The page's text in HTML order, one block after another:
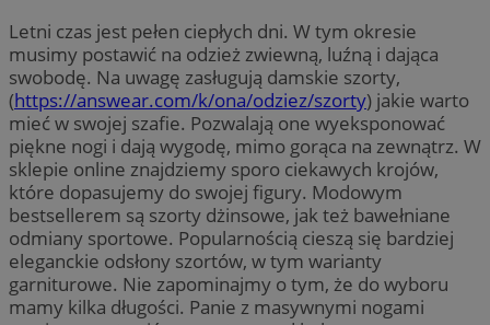
Letni czas jest pełen ciepłych dni. W tym okresie
musimy postawić na odzież zwiewną, luźną i dająca
swobodę. Na uwagę zasługują damskie szorty,
(https://answear.com/k/ona/odziez/szorty) jakie warto
mieć w swojej szafie. Pozwalają one wyeksponować
piękne nogi i dają wygodę, mimo gorąca na zewnątrz. W
sklepie online znajdziemy sporo ciekawych krojów,
które dopasujemy do swojej figury. Modowym
bestsellerem są szorty dżinsowe, jak też bawełniane
odmiany sportowe. Popularnością cieszą się bardziej
eleganckie odsłony szortów, w tym warianty
garniturowe. Nie zapominajmy o tym, że do wyboru
mamy kilka długości. Panie z masywnymi nogami